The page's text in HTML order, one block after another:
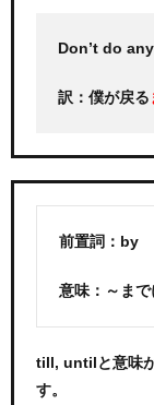
Don’t do
訳：僕が戻る
前置詞：by
意味：～まで
till, untilと意味
す。